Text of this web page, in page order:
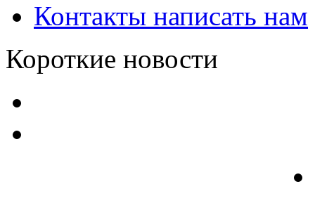
Контакты написать нам
Короткие новости